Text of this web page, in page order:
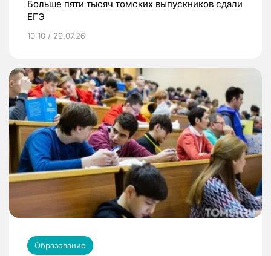
Больше пяти тысяч томских выпускников сдали
ЕГЭ
10:10 / 29.07.26
Образование